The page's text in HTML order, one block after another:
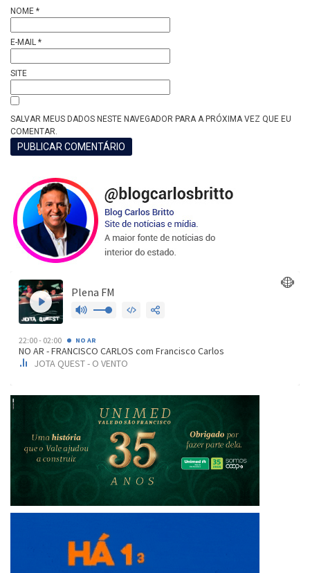
NOME *
E-MAIL *
SITE
SALVAR MEUS DADOS NESTE NAVEGADOR PARA A PRÓXIMA VEZ QUE EU
COMENTAR.